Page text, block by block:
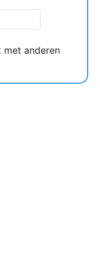
met anderen